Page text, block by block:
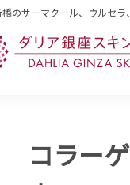
橋のサーマクール、ウルセ
コラー